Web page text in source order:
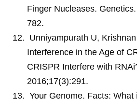
Finger Nucleases.
782.
Unniyampurath U,
Interference in the Age of
CRISPR Interfere with
2016;17(3):291.
Your Genome. Facts: